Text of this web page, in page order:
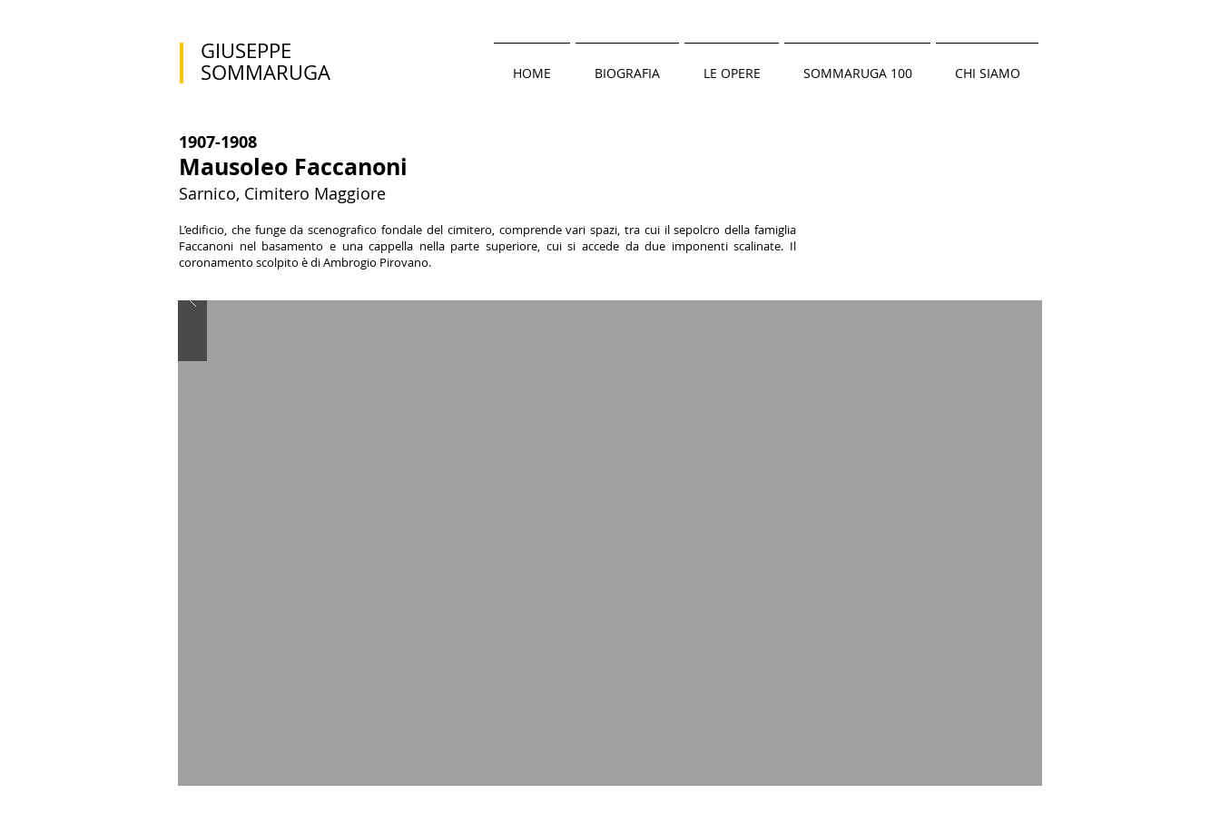
GIUSEPPE
SOMMARUGA
HOME BIOGRAFIA LE OPERE SOMMARUGA 100 CHI SIAMO
1907-1908
Mausoleo Faccanoni
Sarnico, Cimitero Maggiore
L’edificio, che funge da scenografico fondale del cimitero, comprende vari spazi, tra cui il sepolcro della famiglia
Faccanoni nel basamento e una cappella nella parte superiore, cui si accede da due imponenti scalinate. Il
coronamento scolpito è di Ambrogio Pirovano.